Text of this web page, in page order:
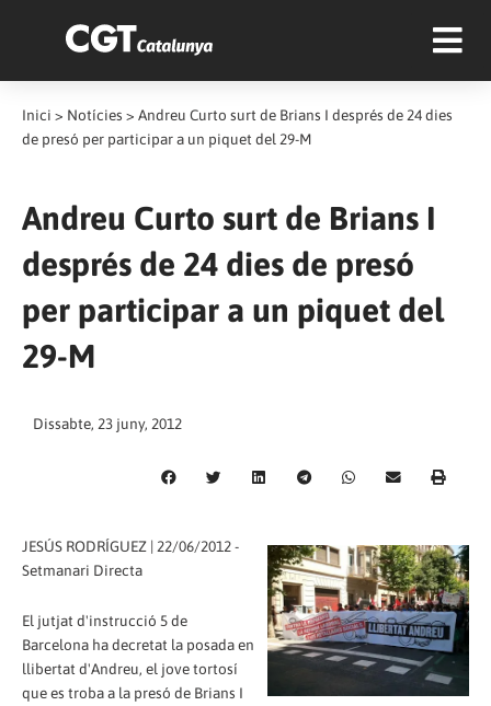
Inici > Notícies > Andreu Curto surt de Brians I després de 24 dies
de presó per participar a un piquet del 29-M
Andreu Curto surt de Brians I
després de 24 dies de presó
per participar a un piquet del
29-M
Dissabte, 23 juny, 2012
JESÚS RODRÍGUEZ | 22/06/2012 -
Setmanari Directa
El jutjat d'instrucció 5 de
Barcelona ha decretat la posada en
llibertat d'Andreu, el jove tortosí
que es troba a la presó de Brians I